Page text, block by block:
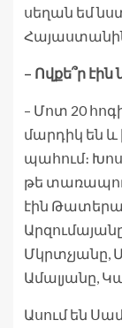
սեղան եմ
Հայաստանին
– Ովքե՞ր
– Մոտ 20
մարդիկ են
պահում։
թե
էին
Մկրտչյանը,
Ամալյանը,
Ասում են